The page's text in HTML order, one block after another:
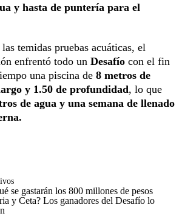
y hasta de puntería para el
temidas pruebas acuáticas, el
enfrentó todo un Desafío con el fin
una piscina de 8 metros de
y 1.50 de profundidad, lo que
de agua y una semana de llenado
se gastarán los 800 millones de pesos
y Ceta? Los ganadores del Desafío lo